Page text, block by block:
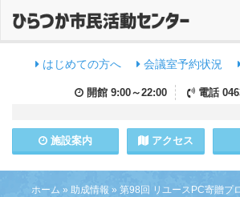
はじめての方へ 会議室予約状況
開館 9:00～22:00 電話
施設案内 アクセス
ホーム » 助成情報 » 第98回 リユースPC寄贈プ